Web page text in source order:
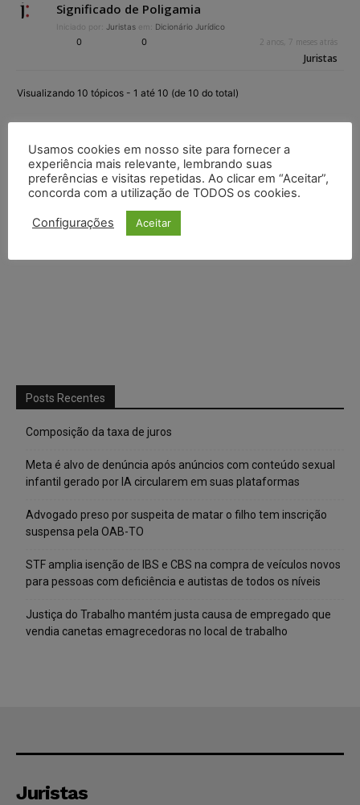
Significado de Poligamia
Iniciado por: Juristas em: Dicionário Jurídico
0 0 2 anos, 7 meses atrás
Juristas
Visualizando 10 tópicos - 1 até 10 (de 10 do total)
Posts Recentes
Composição da taxa de juros
Meta é alvo de denúncia após anúncios com conteúdo sexual
infantil gerado por IA circularem em suas plataformas
Advogado preso por suspeita de matar o filho tem inscrição
suspensa pela OAB-TO
STF amplia isenção de IBS e CBS na compra de veículos novos
para pessoas com deficiência e autistas de todos os níveis
Justiça do Trabalho mantém justa causa de empregado que
vendia canetas emagrecedoras no local de trabalho
Juristas
Usamos cookies em nosso site para fornecer a
experiência mais relevante, lembrando suas
preferências e visitas repetidas. Ao clicar em “Aceitar”,
concorda com a utilização de TODOS os cookies.
Configurações Aceitar